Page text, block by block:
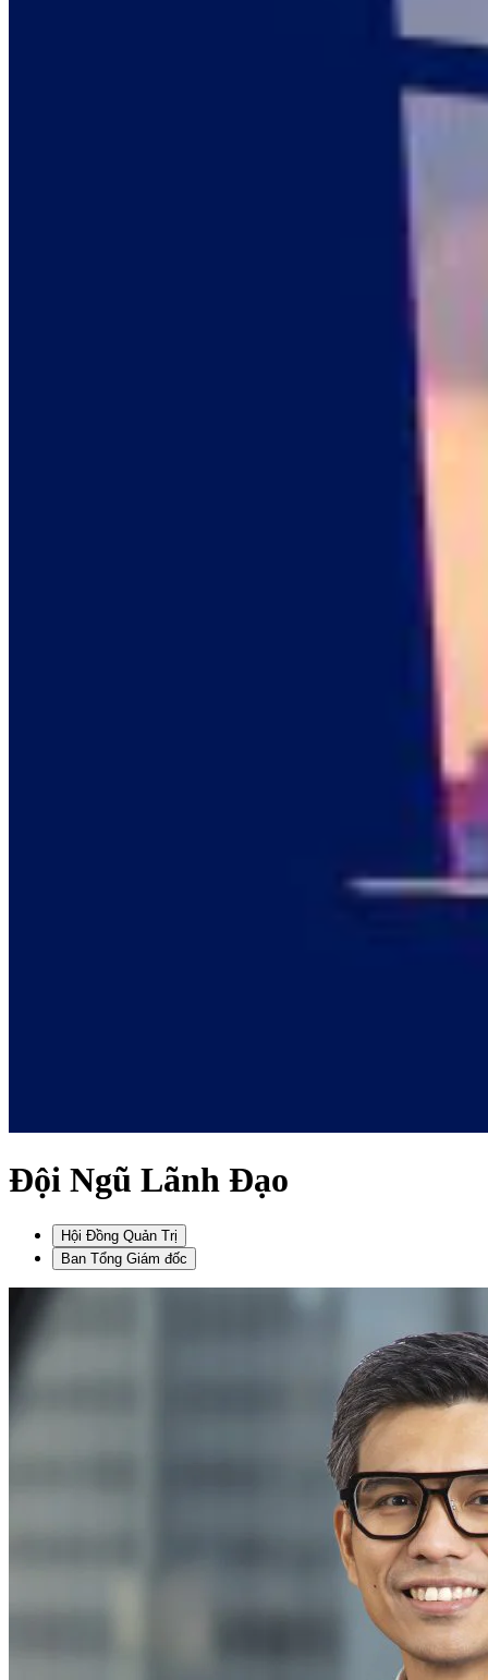
Đội Ngũ Lãnh Đạo
Hội Đồng Quản Trị
Ban Tổng Giám đốc